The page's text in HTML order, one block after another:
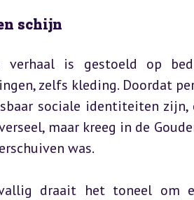
schijn
verhaal is gestoeld op
zelfs kleding. Doordat
sociale identiteiten
maar kreeg in de
was.
draait het toneel om